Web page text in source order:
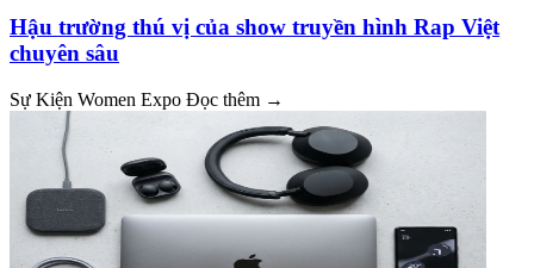
Hậu trường thú vị của show truyền hình Rap Việt
chuyên sâu
Sự Kiện Women Expo Đọc thêm →